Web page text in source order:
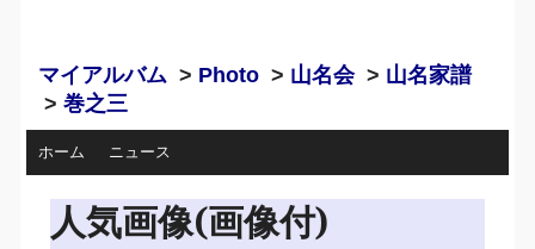
マイアルバム > Photo > 山名会> 山名家譜
>巻之三
ホーム ニュース
人気画像(画像付)